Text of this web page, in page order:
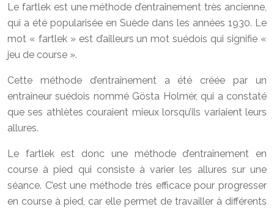
Le fartlek est une méthode d’entraînement très ancienne,
qui a été popularisée en Suède dans les années 1930. Le
mot « fartlek » est d’ailleurs un mot suédois qui signifie «
jeu de course ».
Cette méthode d’entraînement a été créée par un
entraîneur suédois nommé Gösta Holmér, qui a constaté
que ses athlètes couraient mieux lorsqu’ils variaient leurs
allures.
Le fartlek est donc une méthode d’entraînement en
course à pied qui consiste à varier les allures sur une
séance. C’est une méthode très efficace pour progresser
en course à pied, car elle permet de travailler à différents